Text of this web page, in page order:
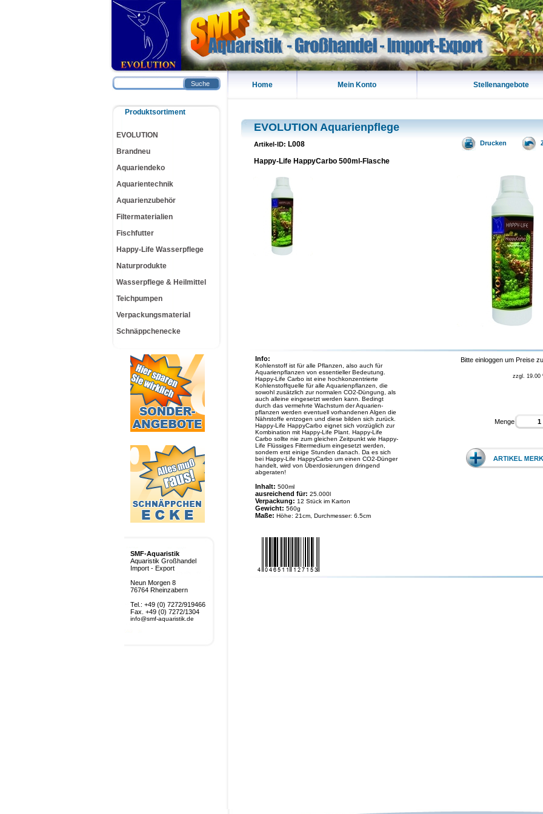
Home Mein Konto Stellenangebote
EVOLUTION Aquarienpflege
Artikel-ID: L008
Happy-Life HappyCarbo 500ml-Flasche
Drucken
Info:
Kohlenstoff ist für alle Pflanzen, also auch für
Aquarienpflanzen von essentieller Bedeutung.
Happy-Life Carbo ist eine hochkonzentrierte
Kohlenstoffquelle für alle Aquarienpflanzen, die
sowohl zusätzlich zur normalen CO2-Düngung, als
auch alleine eingesetzt werden kann. Bedingt
durch das vermehrte Wachstum der Aquarien-
pflanzen werden eventuell vorhandenen Algen die
Nährstoffe entzogen und diese bilden sich zurück.
Happy-Life HappyCarbo eignet sich vorzüglich zur
Kombination mit Happy-Life Plant. Happy-Life
Carbo sollte nie zum gleichen Zeitpunkt wie Happy-
Life Flüssiges Filtermedium eingesetzt werden,
sondern erst einige Stunden danach. Da es sich
bei Happy-Life HappyCarbo um einen CO2-Dünger
handelt, wird von Überdosierungen dringend
abgeraten!
Inhalt: 500ml
ausreichend für: 25.000l
Verpackung: 12 Stück im Karton
Gewicht: 560g
Maße: Höhe: 21cm, Durchmesser: 6.5cm
Bitte einloggen um Preise
zzgl. 19.00
Menge
Suche
Produktsortiment
EVOLUTION
Brandneu
Aquariendeko
Aquarientechnik
Aquarienzubehör
Filtermaterialien
Fischfutter
Happy-Life Wasserpflege
Naturprodukte
Wasserpflege & Heilmittel
Teichpumpen
Verpackungsmaterial
Schnäppchenecke
SMF-Aquaristik
Aquaristik Großhandel
Import - Export
Neun Morgen 8
76764 Rheinzabern
Tel.: +49 (0) 7272/919466
Fax. +49 (0) 7272/1304
info@smf-aquaristik.de